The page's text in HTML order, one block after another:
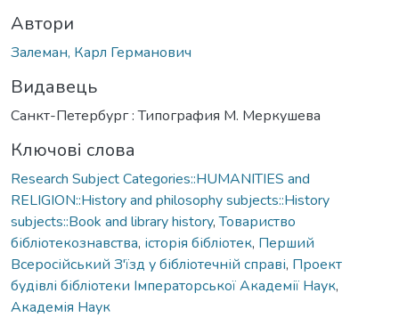
Автори
Залеман, Карл Германович
Видавець
Санкт-Петербург : Типография М. Меркушева
Ключові слова
Research Subject Categories::HUMANITIES and
RELIGION::History and philosophy subjects::History
subjects::Book and library history,Товариство
бібліотекознавства, історія бібліотек, Перший
Всеросійський З'їзд у бібліотечній справі, Проект
будівлі бібліотеки Імператорської Академії Наук,
Академія Наук